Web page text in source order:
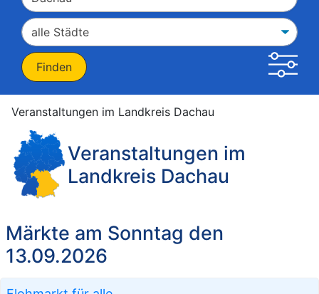
Veranstaltungen im Landkreis Dachau
Veranstaltungen im
Landkreis Dachau
Märkte am Sonntag den
13.09.2026